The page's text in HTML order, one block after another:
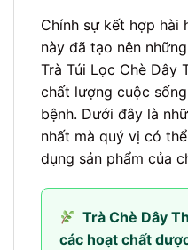
Chính sự kết hợp hài
này đã tạo nên
Trà Túi Lọc Chè Dây
chất lượng cuộc
bệnh. Dưới đây là
nhất mà quý vị có
dụng sản phẩm của
Trà Chè Dây
các hoạt chất